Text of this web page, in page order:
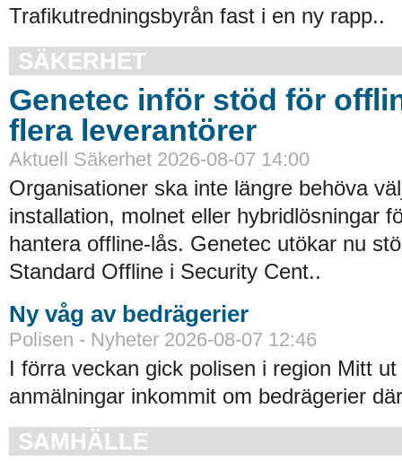
Trafikutredningsbyrån fast i en ny rapp..
SÄKERHET
Genetec inför stöd för
flera leverantörer
Aktuell Säkerhet 2026-08-07 14:00
Organisationer ska inte längre behöva
installation, molnet eller hybridlösningar
hantera offline-lås. Genetec utökar nu
Standard Offline i Security Cent..
Ny våg av bedrägerier
Polisen - Nyheter 2026-08-07 12:46
I förra veckan gick polisen i region Mitt
anmälningar inkommit om bedrägerier
SAMHÄLLE